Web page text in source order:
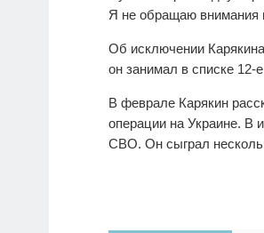
Я не обращаю внимания
Об исключении
он занимал в списке 12-
В феврале Карякин
операции на Украине. В
СВО. Он сыграл